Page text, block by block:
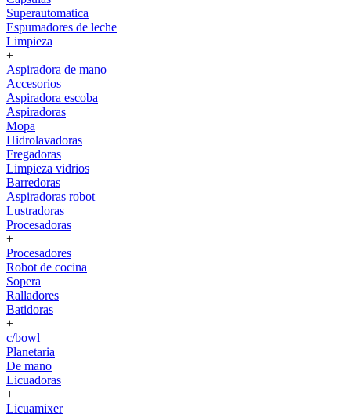
Superautomatica
Espumadores de leche
Limpieza
+
Aspiradora de mano
Accesorios
Aspiradora escoba
Aspiradoras
Mopa
Hidrolavadoras
Fregadoras
Limpieza vidrios
Barredoras
Aspiradoras robot
Lustradoras
Procesadoras
+
Procesadores
Robot de cocina
Sopera
Ralladores
Batidoras
+
c/bowl
Planetaria
De mano
Licuadoras
+
Licuamixer